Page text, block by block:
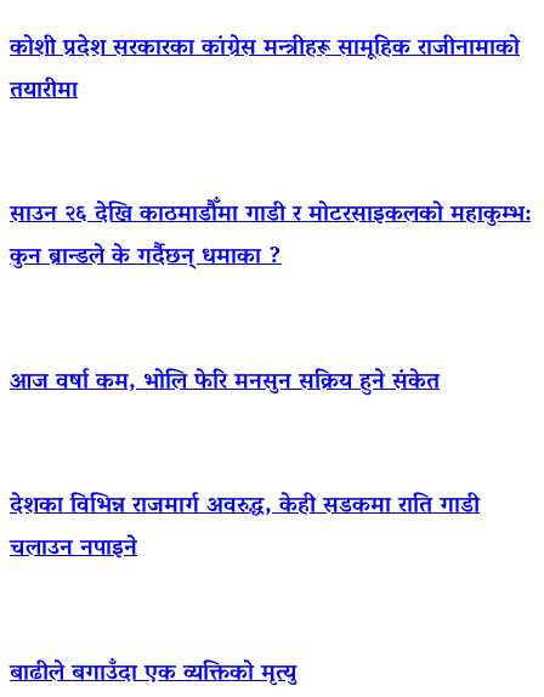
कोशी प्रदेश सरकारका कांग्रेस मन्त्रीहरू सामूहिक राजीनामाको
तयारीमा
साउन २६ देखि काठमाडौँमा गाडी र मोटरसाइकलको महाकुम्भ:
कुन ब्रान्डले के गर्दैछन् धमाका ?
आज वर्षा कम, भोलि फेरि मनसुन सक्रिय हुने संकेत
देशका विभिन्न राजमार्ग अवरुद्ध, केही सडकमा राति गाडी
चलाउन नपाइने
बाढीले बगाउँदा एक व्यक्तिको मृत्यु